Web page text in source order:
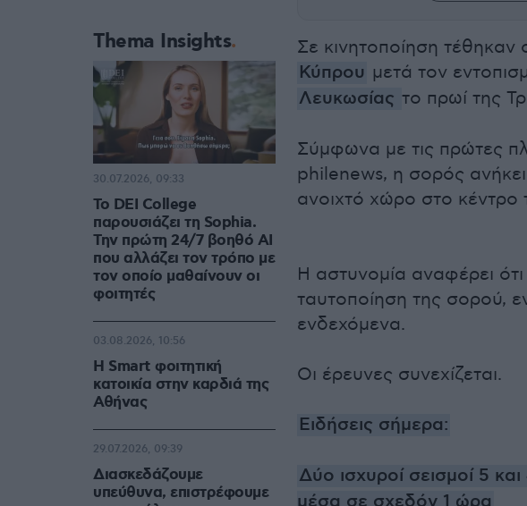
Σε κινητοποίηση τέθηκαν
Κύπρου μετά τον
Λευκωσίας το πρωί της
Σύμφωνα με τις πρώτες
philenews, η σορός
ανοιχτό χώρο στο
Η αστυνομία αναφέρει ότι
ταυτοποίηση της σορού,
ενδεχόμενα.
Οι έρευνες συνεχίζεται.
Ειδήσεις σήμερα:
Δύο ισχυροί σεισμοί 5
Thema Insights
Το DEI College
παρουσιάζει τη Sophia.
Την πρώτη 24/7 βοηθό AI
που αλλάζει τον τρόπο με
τον οποίο μαθαίνουν οι
φοιτητές
30.07.2026, 09:33
Η Smart φοιτητική
κατοικία στην καρδιά της
Αθήνας
03.08.2026, 10:56
Διασκεδάζουμε
υπεύθυνα, επιστρέφουμε
29.07.2026, 09:39